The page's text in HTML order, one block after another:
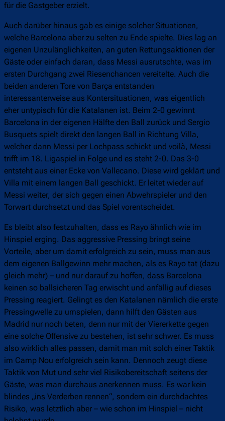
für die Gastgeber erzielt.
Auch darüber hinaus gab es einige solcher Situationen,
welche Barcelona aber zu selten zu Ende spielte. Dies lag an
eigenen Unzulänglichkeiten, an guten Rettungsaktionen der
Gäste oder einfach daran, dass Messi ausrutschte, was im
ersten Durchgang zwei Riesenchancen vereitelte. Auch die
beiden anderen Tore von Barça entstanden
interessanterweise aus Kontersituationen, was eigentlich
eher untypisch für die Katalanen ist. Beim 2-0 gewinnt
Barcelona in der eigenen Hälfte den Ball zurück und Sergio
Busquets spielt direkt den langen Ball in Richtung Villa,
welcher dann Messi per Lochpass schickt und voilà, Messi
trifft im 18. Ligaspiel in Folge und es steht 2-0. Das 3-0
entsteht aus einer Ecke von Vallecano. Diese wird geklärt und
Villa mit einem langen Ball geschickt. Er leitet wieder auf
Messi weiter, der sich gegen einen Abwehrspieler und den
Torwart durchsetzt und das Spiel vorentscheidet.
Es bleibt also festzuhalten, dass es Rayo ähnlich wie im
Hinspiel erging. Das aggressive Pressing bringt seine
Vorteile, aber um damit erfolgreich zu sein, muss man aus
dem eigenen Ballgewinn mehr machen, als es Rayo tat (dazu
gleich mehr) – und nur darauf zu hoffen, dass Barcelona
keinen so ballsicheren Tag erwischt und anfällig auf dieses
Pressing reagiert. Gelingt es den Katalanen nämlich die erste
Pressingwelle zu umspielen, dann hilft den Gästen aus
Madrid nur noch beten, denn nur mit der Viererkette gegen
eine solche Offensive zu bestehen, ist sehr schwer. Es muss
also wirklich alles passen, damit man mit solch einer Taktik
im Camp Nou erfolgreich sein kann. Dennoch zeugt diese
Taktik von Mut und sehr viel Risikobereitschaft seitens der
Gäste, was man durchaus anerkennen muss. Es war kein
blindes „ins Verderben rennen“, sondern ein durchdachtes
Risiko, was letztlich aber – wie schon im Hinspiel – nicht